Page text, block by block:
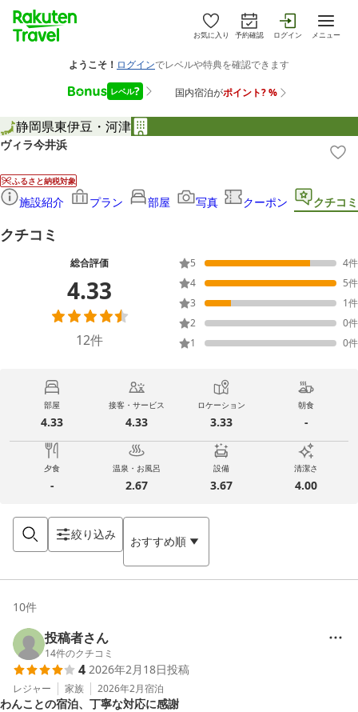
お気に入り 予約確認 ログイン メニュー
静岡県東伊豆・河津
ヴィラ今井浜
ふるさと納税対象
施設紹介 プラン 部屋 写真 クーポン クチコミ
クチコミ
総合評価
4.33
12件
5 4件
4
5件
3
1件
2
0件
1
0件
部屋
4.33
接客・サービス
4.33
ロケーション
3.33
朝食
-
夕食
-
温泉・お風呂
2.67
設備
3.67
清潔さ
4.00
絞り込み おすすめ順
10件
投稿者さん
14件のクチコミ
4 2026年2月18日投稿
レジャー 家族 2026年2月宿泊
わんことの宿泊、丁寧な対応に感謝